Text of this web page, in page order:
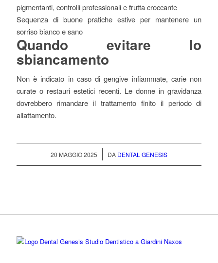
Sequenza di buone pratiche estive per mantenere un
sorriso bianco e sano
Quando evitare lo
sbiancamento
Non è indicato in caso di gengive infiammate, carie non
curate o restauri estetici recenti. Le donne in gravidanza
dovrebbero rimandare il trattamento finito il periodo di
allattamento.
20 MAGGIO 2025
/ DA DENTAL GENESIS